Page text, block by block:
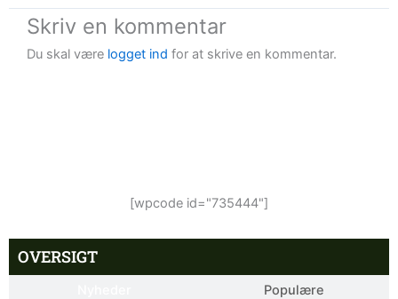
Skriv en kommentar
Du skal være logget ind for at skrive en kommentar.
[wpcode id="735444"]
OVERSIGT
Populære